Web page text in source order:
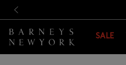
SALE